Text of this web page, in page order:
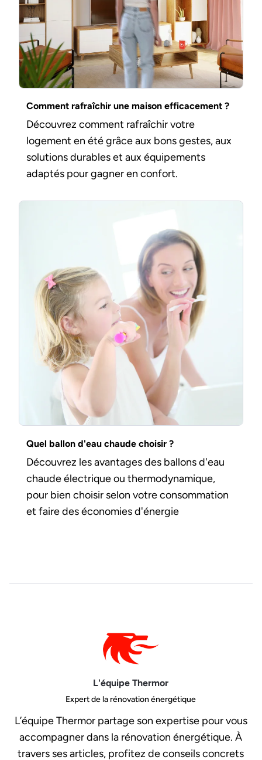
Comment rafraîchir une maison efficacement ?
Découvrez comment rafraîchir votre
logement en été grâce aux bons gestes, aux
solutions durables et aux équipements
adaptés pour gagner en confort.
Quel ballon d'eau chaude choisir ?
Découvrez les avantages des ballons d'eau
chaude électrique ou thermodynamique,
pour bien choisir selon votre consommation
et faire des économies d'énergie
L'équipe Thermor
Expert de la rénovation énergétique
L’équipe Thermor partage son expertise pour vous
accompagner dans la rénovation énergétique. À
travers ses articles, profitez de conseils concrets